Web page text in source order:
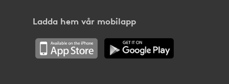
Ladda hem vår mobilapp